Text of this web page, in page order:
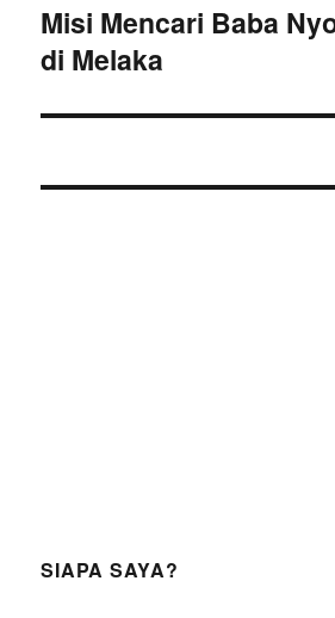
Next
post:
Misi Mencari Baba
di Melaka
SIAPA SAYA?